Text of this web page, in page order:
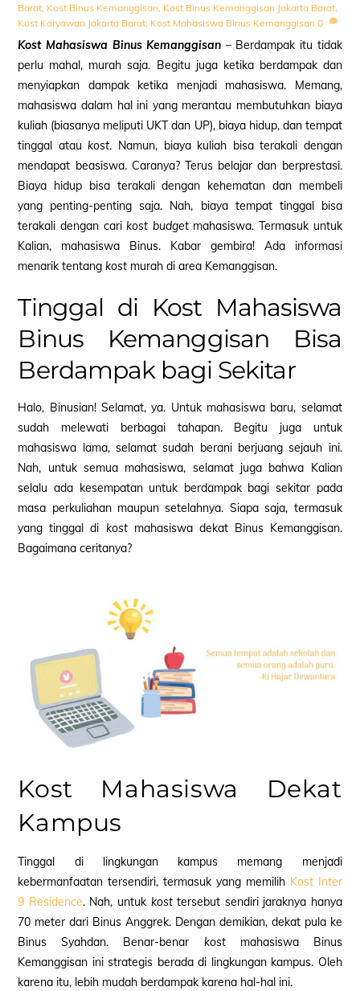
Barat, Kost Binus Kemanggisan, Kost Binus Kemanggisan Jakarta Barat,
Kost Karyawan Jakarta Barat, Kost Mahasiswa Binus Kemanggisan 0
Kost Mahasiswa Binus Kemanggisan – Berdampak itu tidak
perlu mahal, murah saja. Begitu juga ketika berdampak dan
menyiapkan dampak ketika menjadi mahasiswa. Memang,
mahasiswa dalam hal ini yang merantau membutuhkan biaya
kuliah (biasanya meliputi UKT dan UP), biaya hidup, dan tempat
tinggal ataukost. Namun, biaya kuliah bisa terakali dengan
mendapat beasiswa. Caranya? Terus belajar dan berprestasi.
Biaya hidup bisa terakali dengan kehematan dan membeli
yang penting-penting saja. Nah, biaya tempat tinggal bisa
terakali dengan carikost budget mahasiswa. Termasuk untuk
Kalian, mahasiswa Binus. Kabar gembira! Ada informasi
menarik tentangkost murah di area Kemanggisan.
Tinggal di Kost Mahasiswa
Binus Kemanggisan Bisa
Berdampak bagi Sekitar
Halo, Binusian! Selamat, ya. Untuk mahasiswa baru, selamat
sudah melewati berbagai tahapan. Begitu juga untuk
mahasiswa lama, selamat sudah berani berjuang sejauh ini.
Nah, untuk semua mahasiswa, selamat juga bahwa Kalian
selalu ada kesempatan untuk berdampak bagi sekitar pada
masa perkuliahan maupun setelahnya. Siapa saja, termasuk
yang tinggal di kost mahasiswa dekat Binus Kemanggisan.
Bagaimana ceritanya?
Kost Mahasiswa Dekat
Kampus
Tinggal di lingkungan kampus memang menjadi
kebermanfaatan tersendiri, termasuk yang memilih Kost Inter
9 Residence. Nah, untuk kosttersebut sendiri jaraknya hanya
70 meter dari Binus Anggrek. Dengan demikian, dekat pula ke
Binus Syahdan. Benar-benar kost mahasiswa Binus
Kemanggisan ini strategis berada di lingkungan kampus. Oleh
karena itu, lebih mudah berdampak karena hal-hal ini.